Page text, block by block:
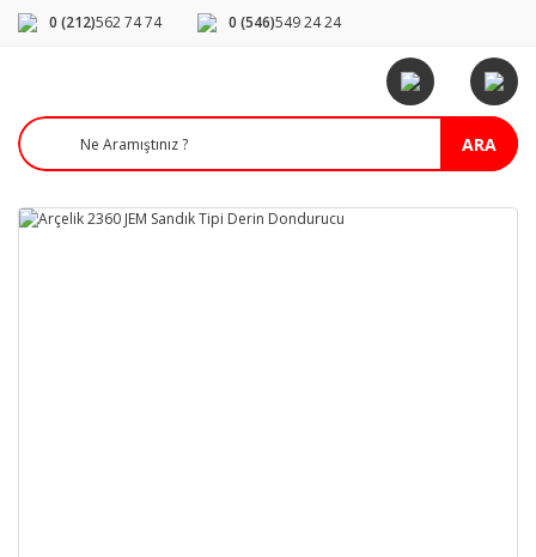
0 (212)562 74 74 0 (546)549 24 24
ARA